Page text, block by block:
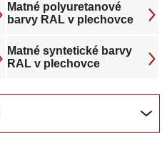
Matné polyuretanové
barvy RAL v plechovce
Matné syntetické barvy
RAL v plechovce